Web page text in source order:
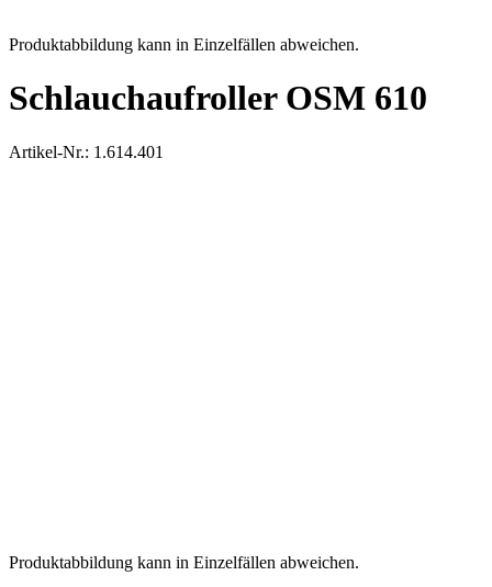
Produktabbildung kann in Einzelfällen abweichen.
Schlauchaufroller OSM 610
Artikel-Nr.: 1.614.401
Produktabbildung kann in Einzelfällen abweichen.